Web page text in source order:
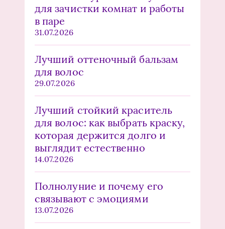
для зачистки комнат и работы
в паре
31.07.2026
Лучший оттеночный бальзам
для волос
29.07.2026
Лучший стойкий краситель
для волос: как выбрать краску,
которая держится долго и
выглядит естественно
14.07.2026
Полнолуние и почему его
связывают с эмоциями
13.07.2026